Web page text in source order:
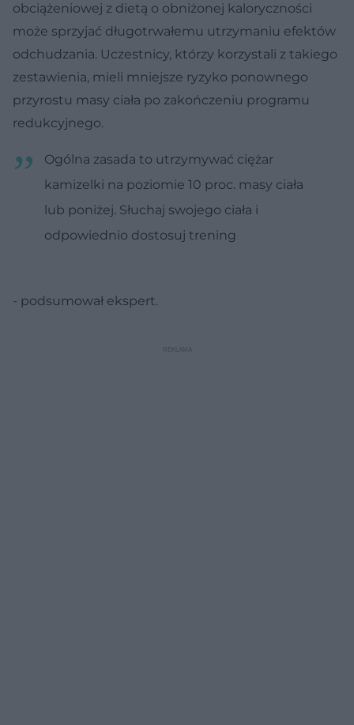
obciążeniowej z dietą o obniżonej kaloryczności
może sprzyjać długotrwałemu utrzymaniu efektów
odchudzania. Uczestnicy, którzy korzystali z takiego
zestawienia, mieli mniejsze ryzyko ponownego
przyrostu masy ciała po zakończeniu programu
redukcyjnego.
Ogólna zasada to utrzymywać ciężar
kamizelki na poziomie 10 proc. masy ciała
lub poniżej. Słuchaj swojego ciała i
odpowiednio dostosuj trening
- podsumował ekspert.